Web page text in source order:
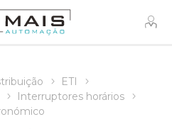
ETI
Interruptores horários